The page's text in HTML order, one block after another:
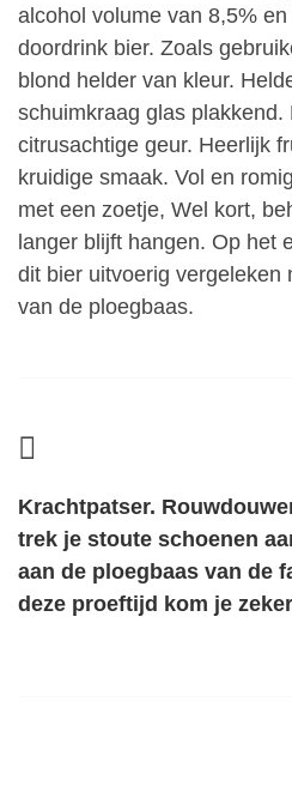
alcohol volume van 8,5%
doordrink bier. Zoals
blond helder van kleur.
schuimkraag glas plakkend.
citrusachtige geur. Heerlijk
kruidige smaak. Vol en
met een zoetje, Wel kort,
langer blijft hangen. Op het
dit bier uitvoerig vergeleken
van de ploegbaas.
Krachtpatser.
trek je stoute schoenen
aan de ploegbaas van de
deze proeftijd kom je